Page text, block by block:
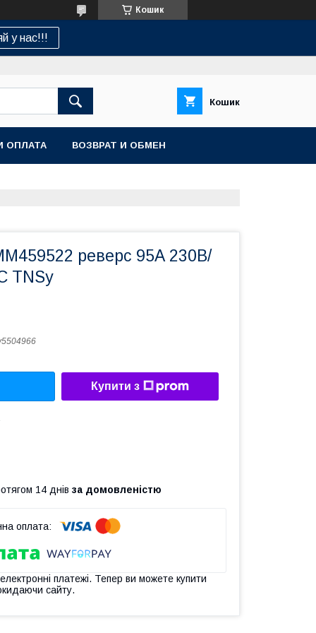
Кошик
у нас!!!
Кошик
ОПЛАТА ВОЗВРАТ И ОБМЕН
реверс 95А 230В/
TNSy
Купити з
14 днів за домовленістю
платежі. Тепер ви можете купити
сайту.